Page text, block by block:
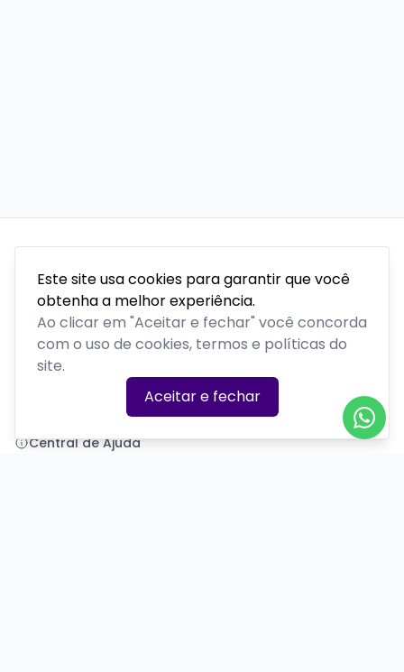
Este site usa cookies para garantir que você
obtenha a melhor experiência.
Ao clicar em "Aceitar e fechar" você concorda
com o uso de cookies, termos e políticas do
site.
Aceitar e fechar
Polenta Comedy
PLATAFORMA POR
Precisa de ajuda?
+55 (54) 99377-7581
Central de Ajuda